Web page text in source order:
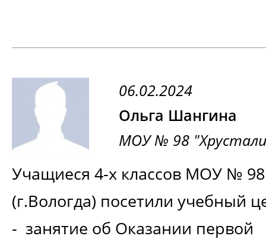
познавательно. Хотя, если бы
вопросом: «Почему
только в одной фазе?
голову!» Отметим, что
сложного уровня! Диспетчер
успешно завершил повышение
06.02.2024
Ольга Шангина
МОУ № 98
Учащиеся 4-х классов МОУ № 98
(г.Вологда) посетили учебный
- занятие об Оказании первой